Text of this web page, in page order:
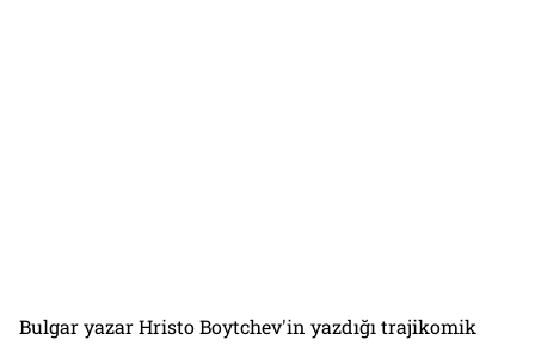
Bulgar yazar Hristo Boytchev'in yazdığı trajikomik